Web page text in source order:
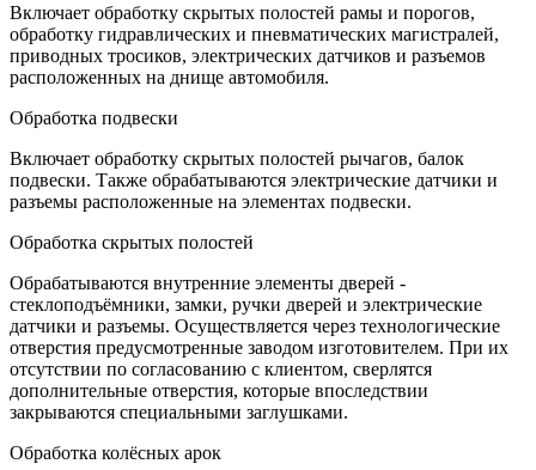
Включает обработку скрытых полостей рамы и порогов,
обработку гидравлических и пневматических магистралей,
приводных тросиков, электрических датчиков и разъемов
расположенных на днище автомобиля.
Обработка подвески
Включает обработку скрытых полостей рычагов, балок
подвески. Также обрабатываются электрические датчики и
разъемы расположенные на элементах подвески.
Обработка скрытых полостей
Обрабатываются внутренние элементы дверей -
стеклоподъёмники, замки, ручки дверей и электрические
датчики и разъемы. Осуществляется через технологические
отверстия предусмотренные заводом изготовителем. При их
отсутствии по согласованию с клиентом, сверлятся
дополнительные отверстия, которые впоследствии
закрываются специальными заглушками.
Обработка колёсных арок